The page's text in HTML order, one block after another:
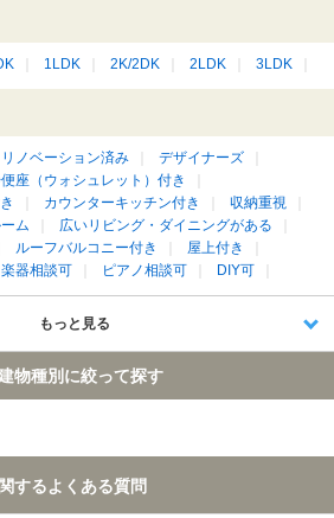
1LDK 2K/2DK 2LDK 3LDK
ノベーション済み
デザイナーズ
座（ウォシュレット）付き
カウンターキッチン付き
収納重視
ム
広いリビング・ダイニングがある
ルーフバルコニー付き
屋上付き
楽器相談可 ピアノ相談可 DIY可
もっと見る
物種別に絞って探す
するよくある質問